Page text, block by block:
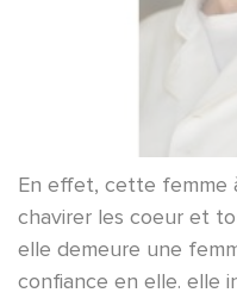
En effet, cette femme
chavirer les coeur et
elle demeure une
confiance en elle. elle